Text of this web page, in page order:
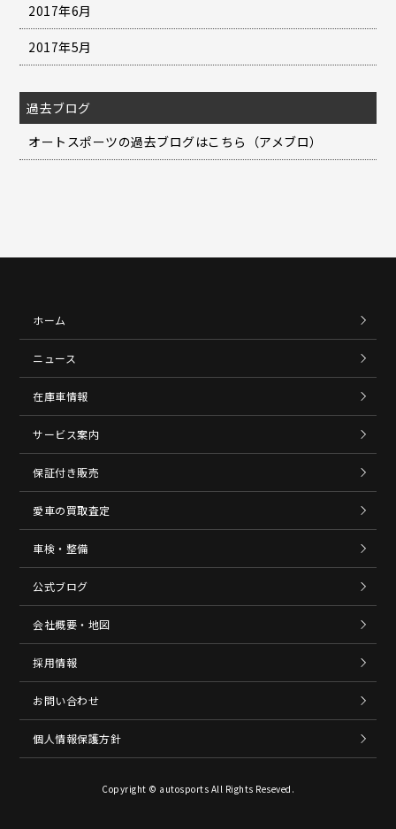
2017年6月
2017年5月
過去ブログ
オートスポーツの過去ブログはこちら（アメブロ）
ホーム
ニュース
在庫車情報
サービス案内
保証付き販売
愛車の買取査定
車検・整備
公式ブログ
会社概要・地図
採用情報
お問い合わせ
個人情報保護方針
Copyright © autosports All Rights Reseved.